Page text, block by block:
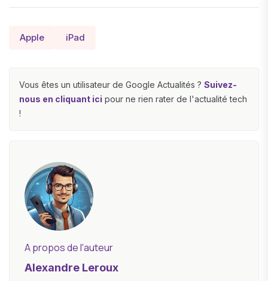
Apple iPad
Vous êtes un utilisateur de Google Actualités ? Suivez-
nous en cliquant ici pour ne rien rater de l'actualité tech
!
A propos de l'auteur
Alexandre Leroux